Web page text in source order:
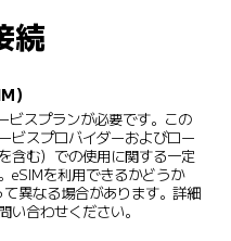
続
）
ビスプランが必要です。この
ビスプロバイダーおよびロー
含む）での使用に関する一定
eSIMを利用できるかどうか
異なる場合があります。詳細
い合わせください。